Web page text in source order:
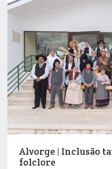
Alvorge | Inclusão
folclore